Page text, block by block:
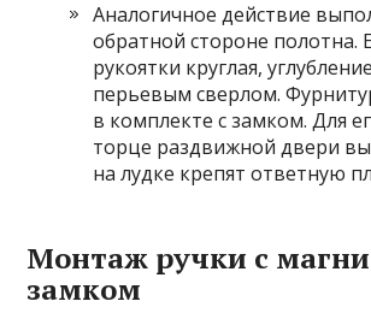
Аналогичное действие
обратной стороне полотна.
рукоятки круглая,
перьевым сверлом.
в комплекте с замком. Для
торце раздвижной двери
на лудке крепят ответную
Монтаж ручки с
замком